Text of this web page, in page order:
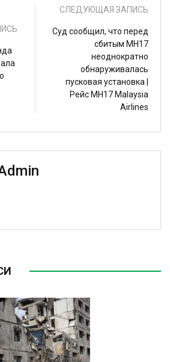
СЛЕДУЮЩАЯ ЗАПИСЬ
Суд сообщил, что перед
сбитым MH17
неоднократно
обнаруживалась
пусковая установка |
Рейс MH17 Malaysia
Airlines